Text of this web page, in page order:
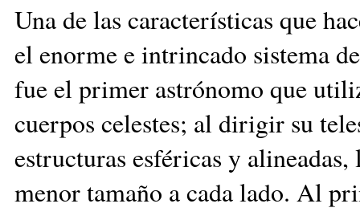
Una de las características que
el enorme e intrincado sistema
fue el primer astrónomo que
cuerpos celestes; al dirigir su
estructuras esféricas y
menor tamaño a cada lado. Al